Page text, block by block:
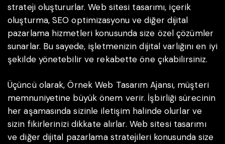
strateji oluştururlar. Web sitesi tasarımı, içerik
oluşturma, SEO optimizasyonu ve diğer dijital
pazarlama hizmetleri konusunda size özel çözümler
sunarlar. Bu sayede, işletmenizin dijital varlığını en iyi
şekilde yönetebilir ve rekabette öne çıkabilirsiniz.
Üçüncü olarak, Örnek Web Tasarım Ajansı, müşteri
memnuniyetine büyük önem verir. İşbirliği sürecinin
her aşamasında sizinle iletişim halinde olurlar ve
sizin fikirlerinizi dikkate alırlar. Web sitesi tasarımı
ve diğer dijital pazarlama stratejileri konusunda size